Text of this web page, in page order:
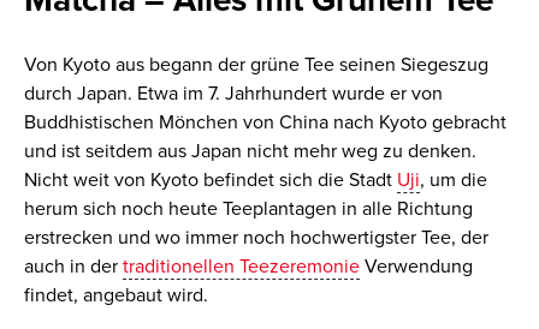
Von Kyoto aus begann der grüne Tee seinen Siegeszug
durch Japan. Etwa im 7. Jahrhundert wurde er von
Buddhistischen Mönchen von China nach Kyoto gebracht
und ist seitdem aus Japan nicht mehr weg zu denken.
Nicht weit von Kyoto befindet sich die Stadt Uji, um die
herum sich noch heute Teeplantagen in alle Richtung
erstrecken und wo immer noch hochwertigster Tee, der
auch in der traditionellen TeezeremonieVerwendung
findet, angebaut wird.